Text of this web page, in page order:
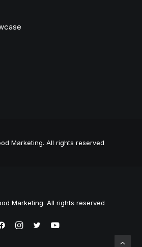
Marketing. All rights reserved
Marketing. All rights reserved